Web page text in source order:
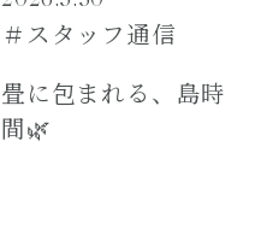
＃スタッフ通信
畳に包まれる、島時
間🌿